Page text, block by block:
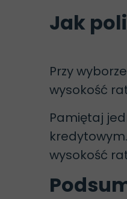
Jak
Przy
wysokość
Pamiętaj
wysokość